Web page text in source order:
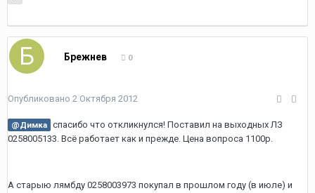
Брежнев 0
Опубликовано 2 Октября 2012
@Димка спасибо что откликнулся! Поставил на выходных ЛЗ
0258005133. Всё работает как и прежде. Цена вопроса 1100р.
А старыю лямбду 0258003973 покупал в прошлом году (в июле) и